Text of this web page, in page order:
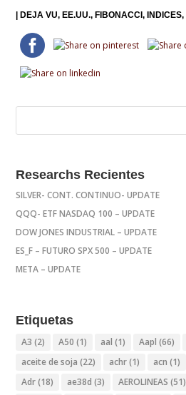
DEJA VU EE.UU. FIBONACCI INDICES
Researchs Recientes
SILVER- CONT. CONTINUO- UPDATE
QQQ- ETF NASDAQ 100 – UPDATE
DOW JONES INDUSTRIAL – UPDATE
ES_F – FUTURO SPX 500 – UPDATE
META – UPDATE
Etiquetas
A3 (2) A50 (1) aal (1) Aapl (66)
aceite de soja (22) achr(1) acn (1)
Adr(18) ae38d (3) AEROLINEAS (51)